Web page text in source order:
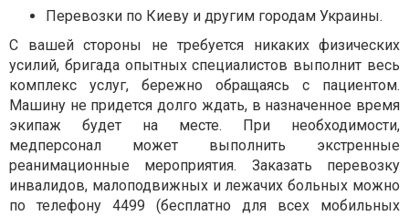
Перевозки по Киеву и другим городам Украины.
С вашей стороны не требуется никаких физических
усилий, бригада опытных специалистов выполнит весь
комплекс услуг, бережно обращаясь с пациентом.
Машину не придется долго ждать, в назначенное время
экипаж будет на месте. При необходимости,
медперсонал может выполнить экстренные
реанимационные мероприятия. Заказать перевозку
инвалидов, малоподвижных и лежачих больных можно
по телефону 4499 (бесплатно для всех мобильных